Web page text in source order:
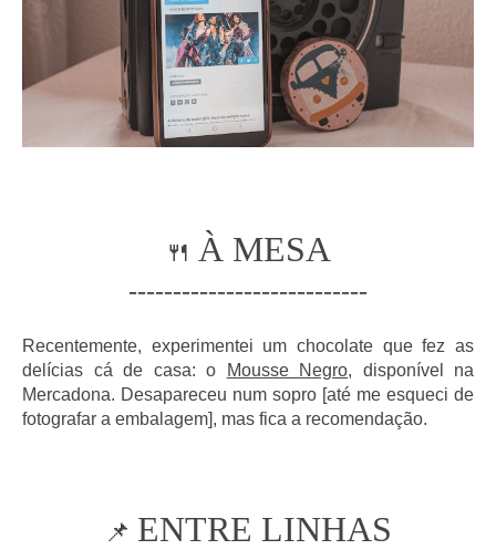
🍴 À MESA
---------------------------
Recentemente, experimentei um chocolate que fez as
delícias cá de casa: o
Mousse Negro, disponível na
Mercadona. Desapareceu num sopro [até me esqueci de
fotografar a embalagem], mas fica a recomendação.
📌 ENTRE LINHAS